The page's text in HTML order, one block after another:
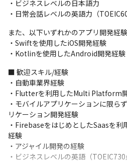
・R&D組織内にて、技術に関する専
しています
・専門家による講習や、社内で認定
の研修を受けることが可能です
・今後は、海外支社やパートナー企
を向上すべく、TOEICのスコアアッ
予定です
＜事業に関して＞
・電動化技術の先駆者として、世界
『リーフ（LEAF）』をはじめとする
動車を提供しています（※）
・1933年12月の設立以来、「他のや
産DNAのもと、高い技術力と品質の
います
・ビジネスレベルの日本語力
・日常会話レベルの英語力（
また、以下いずれかのアプリ開発経験
・Swiftを使用したiOS開発経験
・Kotlinを使用したAndroid開発経験
■ 歓迎スキル/経験
・自動車業界経験
・Flutterを利用したMulti Platform
・モバイルアプリケーションに限ら
リケーション開発経験
・FirebaseをはじめとしたSaasを
経験
・アジャイル開発の経験
・ビジネスレベルの英語（TOEIC730